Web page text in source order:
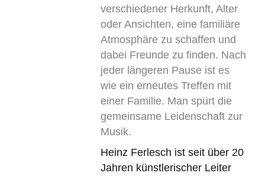
verschiedener Herkunft, Alter
oder Ansichten, eine familiäre
Atmosphäre zu schaffen und
dabei Freunde zu finden. Nach
jeder längeren Pause ist es
wie ein erneutes Treffen mit
einer Familie. Man spürt die
gemeinsame Leidenschaft zur
Musik.
Heinz Ferlesch ist seit über 20
Jahren künstlerischer Leiter